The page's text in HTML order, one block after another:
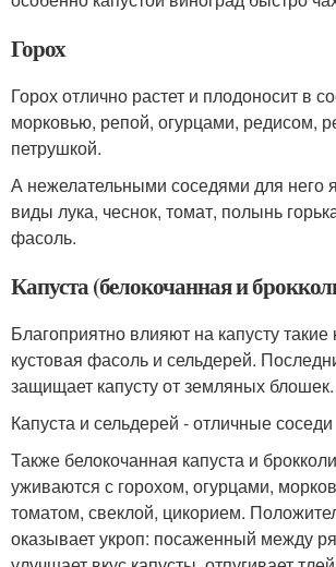
Горох
Горох отлично растет и плодоносит в
морковью, репой, огурцами, редисом,
петрушкой.
А нежелательными соседями для него
виды лука, чеснок, томат, полынь
фасоль.
Капуста (белокочанная и
Благоприятно влияют на капусту такие
кустовая фасоль и сельдерей.
защищает капусту от земляных блошек.
Капуста и сельдерей - отличные соседи
Также белокочанная капуста и
уживаются с горохом, огурцами,
томатом, свеклой, цикорием.
оказывает укроп: посаженный между